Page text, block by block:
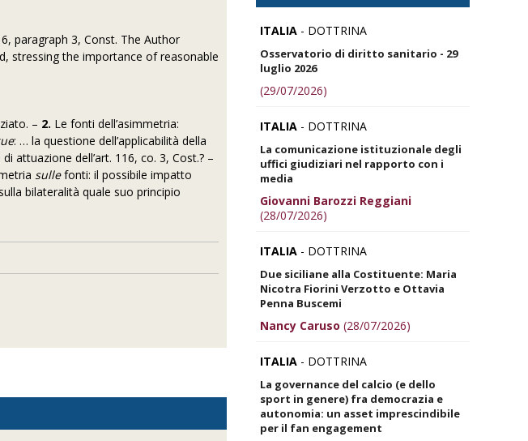
paragraph 3, Const. The Author
stressing the importance of reasonable
– 2. Le fonti dell’asimmetria:
: … la questione dell’applicabilità della
attuazione dell’art. 116, co. 3, Cost.? –
sullefonti: il possibile impatto
bilateralità quale suo principio
ITALIA - DOTTRINA
Osservatorio di diritto sanitario - 29
luglio 2026
(29/07/2026)
ITALIA - DOTTRINA
La comunicazione istituzionale degli
uffici giudiziari nel rapporto con i
media
Giovanni Barozzi Reggiani
(28/07/2026)
ITALIA - DOTTRINA
Due siciliane alla Costituente: Maria
Nicotra Fiorini Verzotto e Ottavia
Penna Buscemi
Nancy Caruso (28/07/2026)
ITALIA - DOTTRINA
La governance del calcio (e dello
sport in genere) fra democrazia e
autonomia: un asset imprescindibile
per il fan engagement